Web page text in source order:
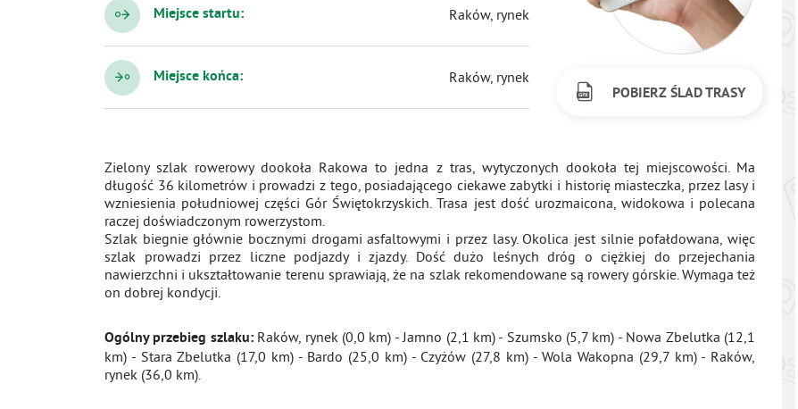
Miejsce startu: Raków, rynek
Miejsce końca:
Raków, rynek
POBIERZ ŚLAD TRASY
Zielony szlak rowerowy dookoła Rakowa to jedna z tras, wytyczonych dookoła tej miejscowości. Ma
długość 36 kilometrów i prowadzi z tego, posiadającego ciekawe zabytki i historię miasteczka, przez lasy i
wzniesienia południowej części Gór Świętokrzyskich. Trasa jest dość urozmaicona, widokowa i polecana
raczej doświadczonym rowerzystom.
Szlak biegnie głównie bocznymi drogami asfaltowymi i przez lasy. Okolica jest silnie pofałdowana, więc
szlak prowadzi przez liczne podjazdy i zjazdy. Dość dużo leśnych dróg o ciężkiej do przejechania
nawierzchni i ukształtowanie terenu sprawiają, że na szlak rekomendowane są rowery górskie. Wymaga też
on dobrej kondycji.
Ogólny przebieg szlaku:Raków, rynek (0,0 km) - Jamno (2,1 km) - Szumsko (5,7 km) - Nowa Zbelutka (12,1
km) - Stara Zbelutka (17,0 km) - Bardo (25,0 km) - Czyżów (27,8 km) - Wola Wakopna (29,7 km) - Raków,
rynek (36,0 km).